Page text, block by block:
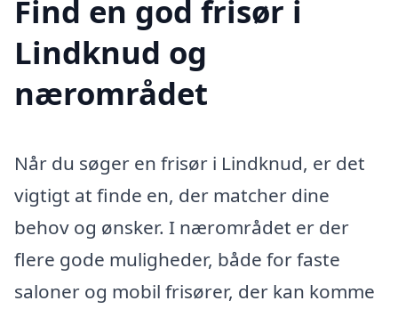
Find en god frisør i
Lindknud og
nærområdet
Når du søger en frisør i Lindknud, er det
vigtigt at finde en, der matcher dine
behov og ønsker. I nærområdet er der
flere gode muligheder, både for faste
saloner og mobil frisører, der kan komme